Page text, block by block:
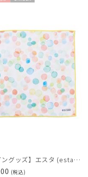
【レイングッズ】エスタ (estaa) くっつきタオル
(税込)